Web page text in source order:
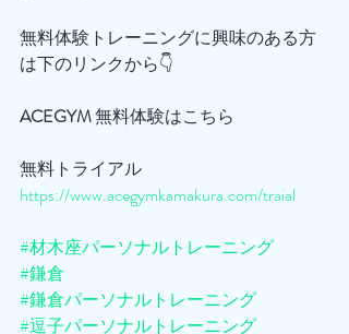
無料体験トレーニングに興味のある方
は下のリンクから👇
ACEGYM 無料体験はこちら
無料トライアル
https://www.acegymkamakura.com/traial
#材木座パーソナルトレーニング
#鎌倉
#鎌倉パーソナルトレーニング
#逗子パーソナルトレーニング